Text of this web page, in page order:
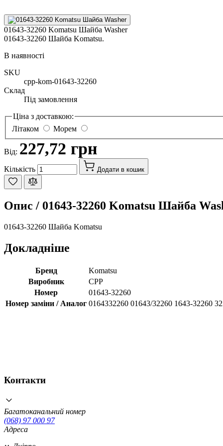
01643-32260 Komatsu Шайба Washer
01643-32260 Шайба Komatsu.
В наявності
SKU
cpp-kom-01643-32260
Склад
Під замовлення
Ціна з доставкою:
Літаком
Морем
Від: 227,72 грн
Кількість Додати в кошик
Опис / 01643-32260 Komatsu Шайба
01643-32260 Шайба Komatsu
Докладніше
Бренд
Komatsu
Виробник
CPP
Номер
01643-32260
Номер заміни / Аналог 0164332260 01643/32260 1643-32260
Контакти
Багатоканальний номер
(068) 97 000 97
Адреса